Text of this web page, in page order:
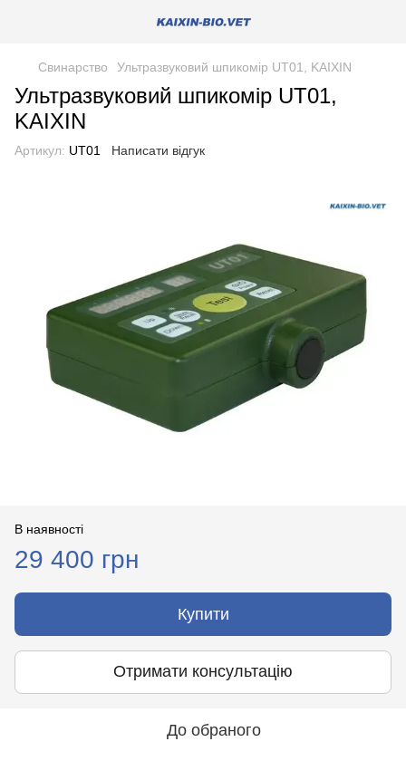
Свинарство Ультразвуковий шпикомір UT01, KAIXIN
Ультразвуковий шпикомір UT01,
KAIXIN
Артикул: UT01 Написати відгук
В наявності
29 400 грн
Купити
Отримати консультацію
До обраного